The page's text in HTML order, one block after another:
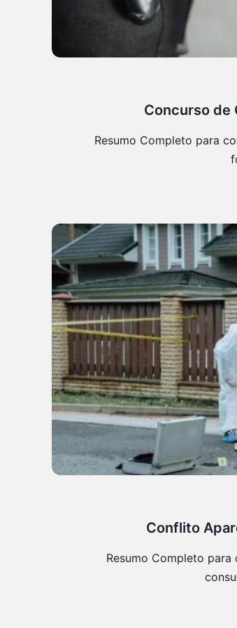
Concurso de
Resumo Completo para
Conflito
Resumo Completo